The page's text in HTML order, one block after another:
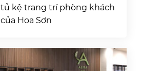
tủ kệ trang trí phòng khách
của Hoa Sơn